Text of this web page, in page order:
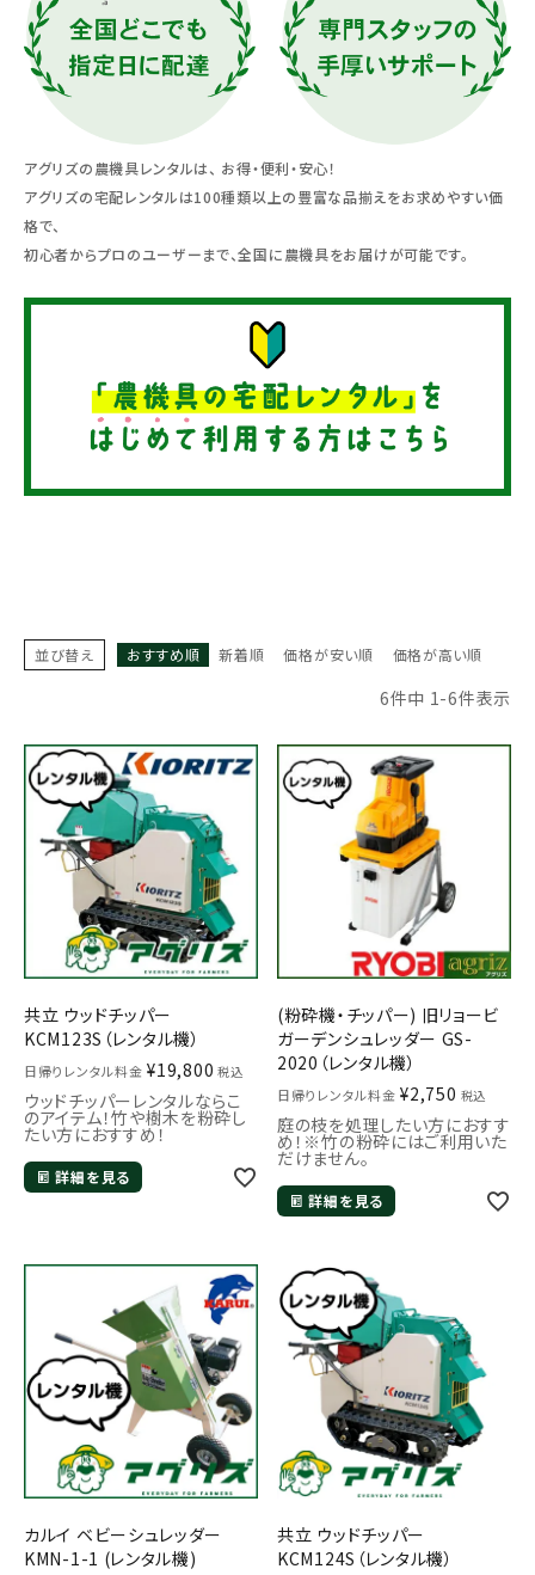
補修部品
レンタル
ブログ
利用ガイド
メールでのお問い合わせ
info@agriz.net
アグリズの農機具レンタルは、 お得・便利・安心！
アグリズの宅配レンタルは100種類以上の豊富な品揃えをお求めやすい価
格で、
初心者からプロのユーザーまで、全国に農機具をお届けが可能です。
並び替え おすすめ順 新着順 価格が安い順 価格が高い順
6件中 1 -6件表示
共立 ウッドチッパー
KCM123S（レンタル機）
日帰りレンタル料金 ¥19,800 税込
ウッドチッパーレンタルならこ
のアイテム！竹や樹木を粉砕し
たい方におすすめ！
詳細を見る
(粉砕機・チッパー) 旧リョービ
ガーデンシュレッダー GS-
2020（レンタル機）
日帰りレンタル料金 ¥2,750 税込
庭の枝を処理したい方におすす
め！※竹の粉砕にはご利用いた
だけません。
詳細を見る
カルイ ベビーシュレッダー
KMN-1-1 (レンタル機)
共立 ウッドチッパー
KCM124S（レンタル機）